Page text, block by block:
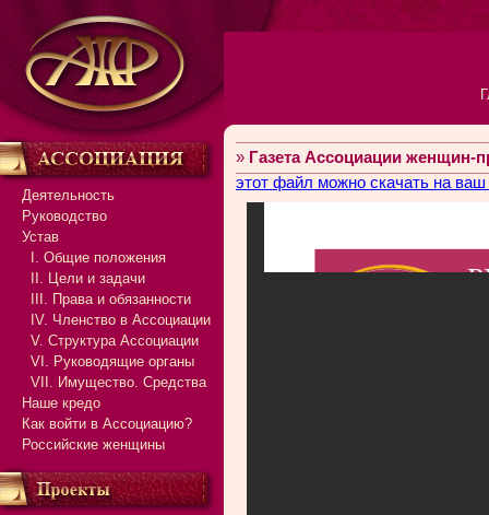
Деятельность
Руководство
Устав
I. Общие положения
II. Цели и задачи
III. Права и обязанности
IV. Членство в Ассоциации
V. Структура Ассоциации
VI. Руководящие органы
VII. Имущество. Средства
Наше кредо
Как войти в Ассоциацию?
Российские женщины
» Газета Ассоциации женщин-
этот файл можно скачать на